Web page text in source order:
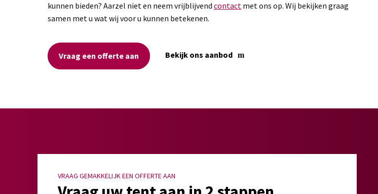
kunnen bieden? Aarzel niet en neem vrijblijvend contact met ons op. Wij bekijken graag
samen met u wat wij voor u kunnen betekenen.
Vraag een offerte aan Bekijk ons aanbod
VRAAG GEMAKKELIJK EEN OFFERTE AAN